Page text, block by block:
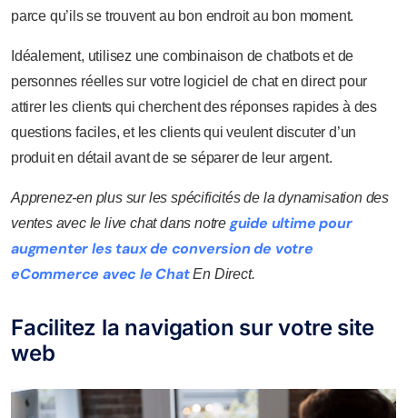
parce qu’ils se trouvent au bon endroit au bon moment.
Idéalement, utilisez une combinaison de chatbots et de
personnes réelles sur votre logiciel de chat en direct pour
attirer les clients qui cherchent des réponses rapides à des
questions faciles, et les clients qui veulent discuter d’un
produit en détail avant de se séparer de leur argent.
Apprenez-en plus sur les spécificités de la dynamisation des
ventes avec le live chat dans notre guide ultime pour
augmenter les taux de conversion de votre
eCommerce avec le ChatEn Direct.
Facilitez la navigation sur votre site
web